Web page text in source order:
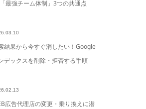
最強チーム体制」3つの共通点
結果から今すぐ消したい！Google
デックスを削除・拒否する手順
広告代理店の変更・乗り換えに潜